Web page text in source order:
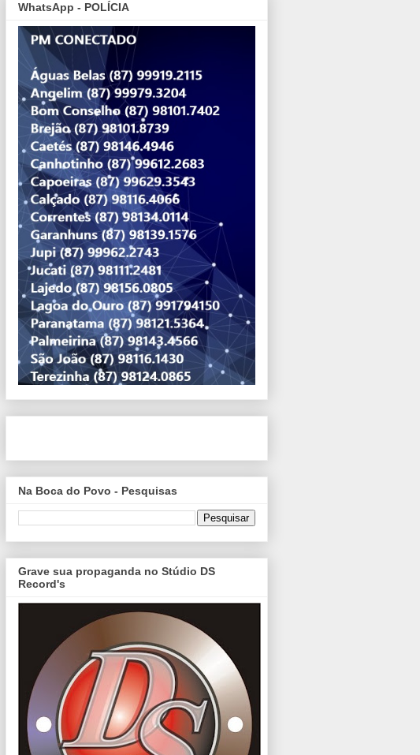
WhatsApp - POLÍCIA
Na Boca do Povo - Pesquisas
Grave sua propaganda no Stúdio DS
Record's